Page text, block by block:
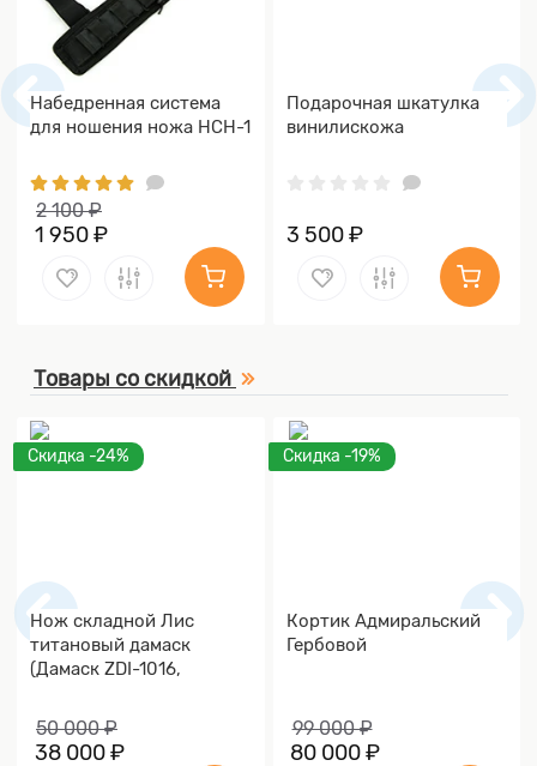
Набедренная система
для ношения ножа НСН-1
2 100 ₽
1 950 ₽
Подарочная шкатулка
винилискожа
3 500 ₽
Товары со скидкой
Скидка -24%
Нож складной Лис
титановый дамаск
(Дамаск ZDI-1016,
50 000 ₽
38 000 ₽
Скидка -19%
Кортик Адмиральский
Гербовой
99 000 ₽
80 000 ₽